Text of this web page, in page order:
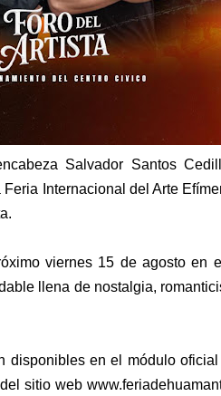
Salvador Santos
Internacional del Arte
viernes 15 de agosto en
llena de nostalgia,
disponibles en el módulo
sitio web